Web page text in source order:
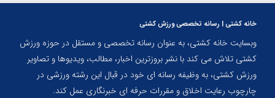
خانه کشتی | رسانه تخصصی ورزش کشتی
وبسایت خانه کشتی، به عنوان رسانه تخصصی و مستقل در حوزه ورزش
کشتی تلاش می کند با نشر بروزترین اخبار، مطالب، ویدیوها و تصاویر
ورزش کشتی، به وظیفه رسانه ای خود در قبال این رشته ورزشی در
چارچوب رعایت اخلاق و مقررات حرفه ای خبرنگاری عمل کند.